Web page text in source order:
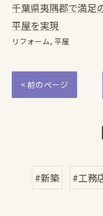
千葉県夷隅郡で満足
平屋を実現
リフォーム 平屋
< 前のページ
#新築 #工務